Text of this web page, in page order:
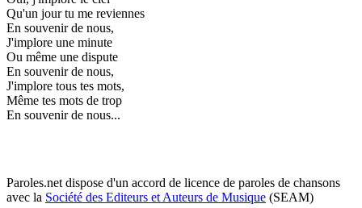
Qu'un jour tu me reviennes
En souvenir de nous,
J'implore une minute
Ou même une dispute
En souvenir de nous,
J'implore tous tes mots,
Même tes mots de trop
En souvenir de nous...
Paroles.net dispose d'un accord de licence de paroles de chansons
avec la Société des Editeurs et Auteurs de Musique (SEAM)